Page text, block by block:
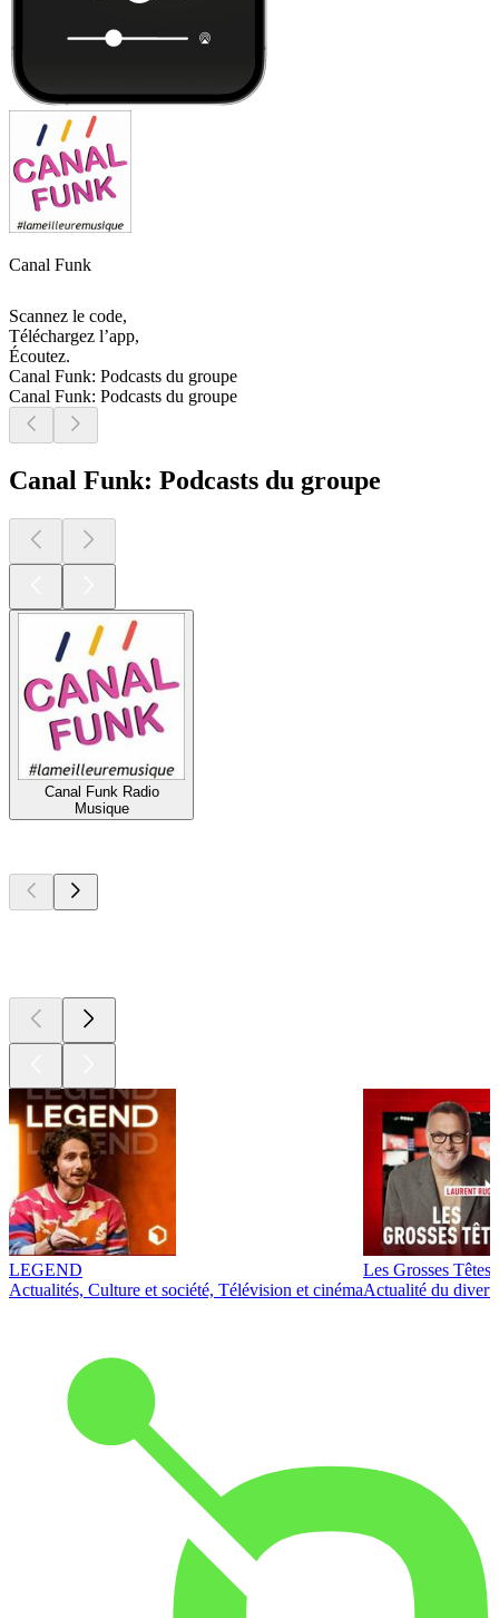
Canal Funk
Scannez le code,
Téléchargez l’app,
Écoutez.
Canal Funk: Podcasts du groupe
Canal Funk: Podcasts du groupe
Canal Funk: Podcasts du groupe
Canal Funk Radio
Musique
LEGEND
Actualités, Culture et société, Télévision et cinéma
Les Grosses Têtes
Actualité du